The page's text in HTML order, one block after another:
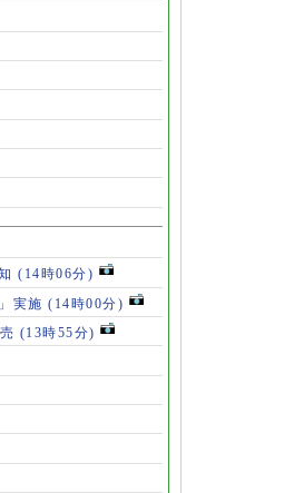
(14時06分)
実施 (14時00分)
(13時55分)